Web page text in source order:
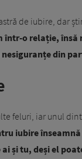
de iubire, dar
într-o relație,
din
feluri, iar unul
iubire
și tu, deși el